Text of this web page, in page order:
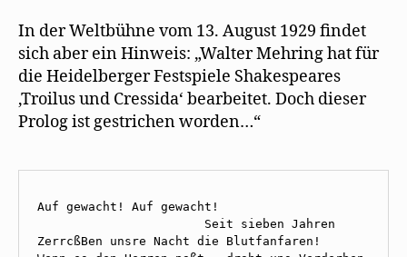
In der Weltbühne vom 13. August 1929 findet
sich aber ein Hinweis: „Walter Mehring hat für
die Heidelberger Festspiele Shakespeares
‚Troilus und Cressida‘ bearbeitet. Doch dieser
Prolog ist gestrichen worden…“
Auf gewacht! Auf gewacht!
                       Seit sieben Jahren
ZerrcßBen unsre Nacht die Blutfanfaren!